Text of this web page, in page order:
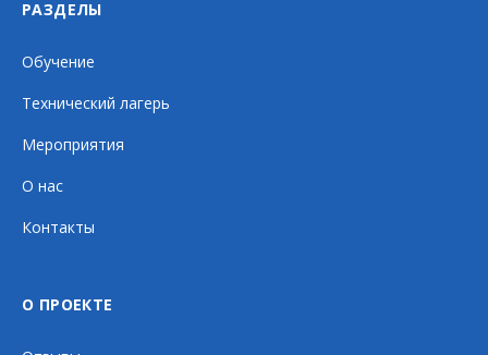
РАЗДЕЛЫ
Обучение
Технический лагерь
Мероприятия
О нас
Контакты
О ПРОЕКТЕ